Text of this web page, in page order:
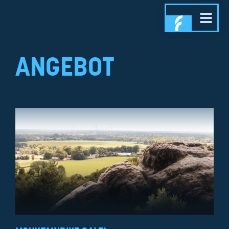
ANGEBOT